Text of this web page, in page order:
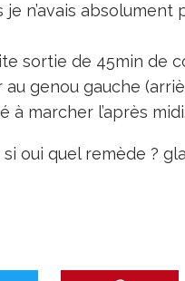
n’avais absolument
sortie de 45min de
genou gauche
à marcher l’après midi.
si oui quel remède ?